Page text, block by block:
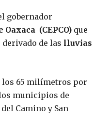
gobernador
(CEPCO) que
de las lluvias
los 65 milímetros por
municipios de
Camino y San